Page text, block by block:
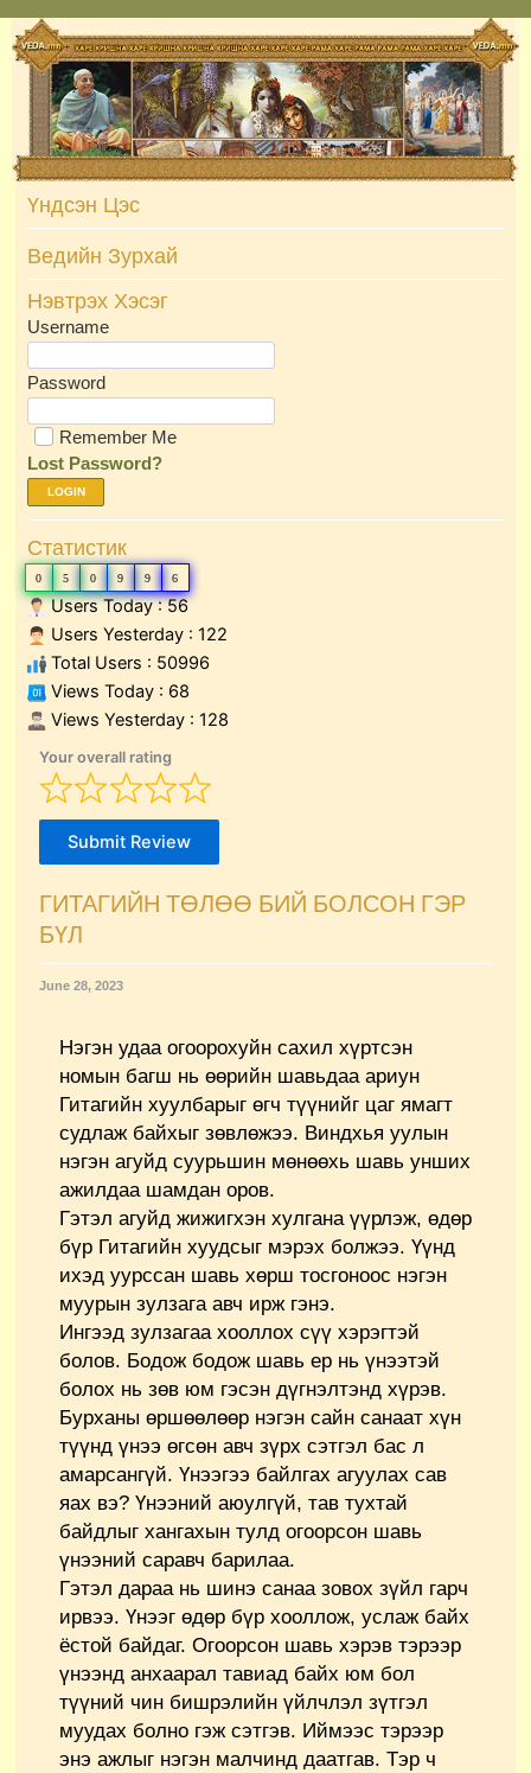
Skip
to
content
Үндсэн Цэс
Ведийн Зурхай
Нэвтрэх Хэсэг
Username
Password
Remember Me
Lost Password?
LOGIN
Статистик
0 5 0 9 9 6
Users Today : 56
Users Yesterday : 122
Total Users : 50996
Views Today : 68
Views Yesterday : 128
Your overall rating
Submit Review
ГИТАГИЙН ТӨЛӨӨ БИЙ БОЛСОН ГЭР
БҮЛ
June 28, 2023
Нэгэн удаа огоорохуйн сахил хүртсэн
номын багш нь өөрийн шавьдаа ариун
Гитагийн хуулбарыг өгч түүнийг цаг ямагт
судлаж байхыг зөвлөжээ. Виндхья уулын
нэгэн агуйд суурьшин мөнөөхь шавь унших
ажилдаа шамдан оров.
Гэтэл агуйд жижигхэн хулгана үүрлэж, өдөр
бүр Гитагийн хуудсыг мэрэх болжээ. Үүнд
ихэд уурссан шавь хөрш тосгоноос нэгэн
муурын зулзага авч ирж гэнэ.
Ингээд зулзагаа хооллох сүү хэрэгтэй
болов. Бодож бодож шавь ер нь үнээтэй
болох нь зөв юм гэсэн дүгнэлтэнд хүрэв.
Бурханы өршөөлөөр нэгэн сайн санаат хүн
түүнд үнээ өгсөн авч зүрх сэтгэл бас л
амарсангүй. Үнээгээ байлгах агуулах сав
яах вэ? Үнээний аюулгүй, тав тухтай
байдлыг хангахын тулд огоорсон шавь
үнээний саравч барилаа.
Гэтэл дараа нь шинэ санаа зовох зүйл гарч
ирвээ. Үнээг өдөр бүр хооллож, услаж байх
ёстой байдаг. Огоорсон шавь хэрэв тэрээр
үнээнд анхаарал тавиад байх юм бол
түүний чин бишрэлийн үйлчлэл зүтгэл
муудах болно гэж сэтгэв. Иймээс тэрээр
энэ ажлыг нэгэн малчинд даатгав. Тэр ч